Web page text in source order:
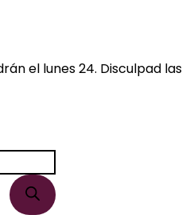
el lunes 24. Disculpad